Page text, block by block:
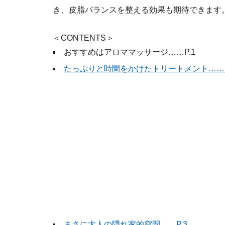
き、皮脂バランスを整える効果も期待できます
＜CONTENTS＞
おすすめはアロママッサージ……P.1
たっぷりと時間をかけたトリートメント